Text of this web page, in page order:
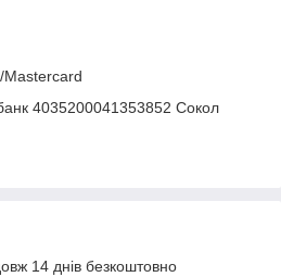
Mastercard
4035200041353852 Сокол
14 днів безкоштовно